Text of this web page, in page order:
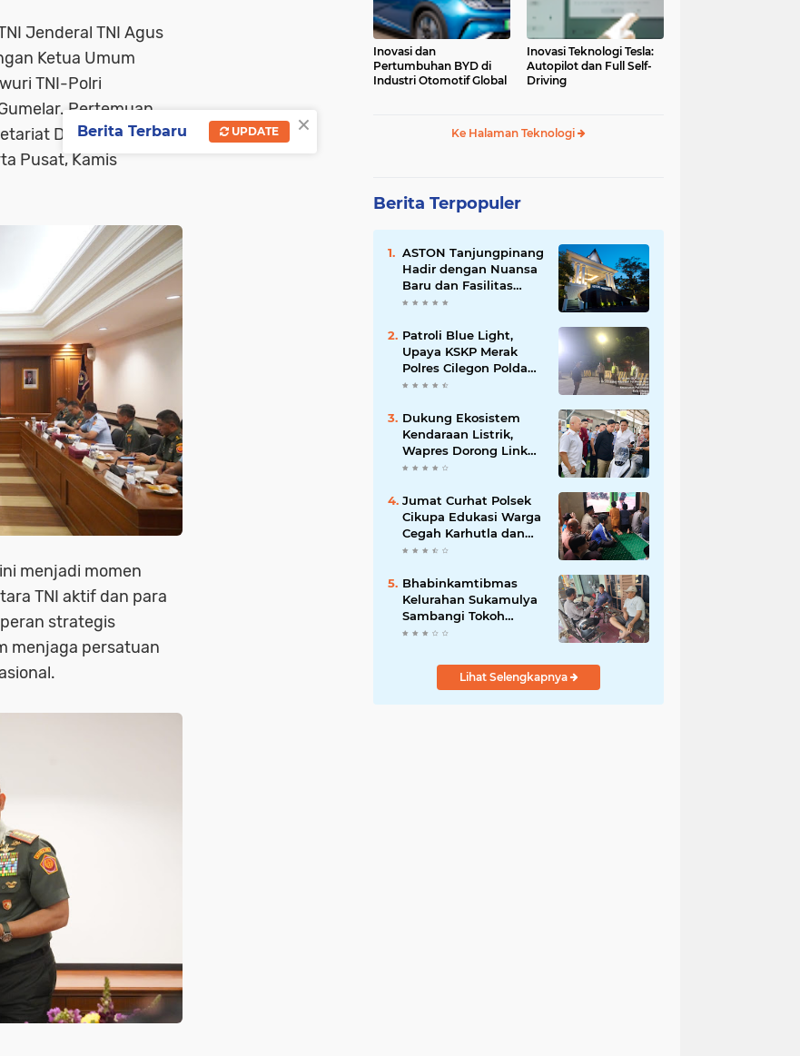
Jenderal TNI Agus
Ketua Umum
TNI-Polri
Pertemuan
DPP PEPABRI,
Pusat, Kamis
menjadi momen
TNI aktif dan para
strategis
menjaga persatuan
Inovasi dan
Pertumbuhan BYD di
Industri Otomotif Global
Inovasi Teknologi Tesla:
Autopilot dan Full Self-
Driving
Ke Halaman Teknologi
Berita Terpopuler
ASTON Tanjungpinang
Hadir dengan Nuansa
Baru dan Fasilitas
Lengkap untuk
Patroli Blue Light,
Upaya KSKP Merak
Polres Cilegon Polda
Banten Tekan Aksi
Dukung Ekosistem
Kendaraan Listrik,
Wapres Dorong Link
and Match
Jumat Curhat Polsek
Cikupa Edukasi Warga
Cegah Karhutla dan
Larangan Membakar
Bhabinkamtibmas
Kelurahan Sukamulya
Sambangi Tokoh
Masyarakat, Perkuat
Kamtibmas
Lihat Selengkapnya
×
Berita Terbaru UPDATE